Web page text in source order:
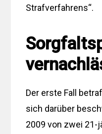
Strafverfahrens“.
Der erste Fall
sich darüber
2009 von zwei 21-